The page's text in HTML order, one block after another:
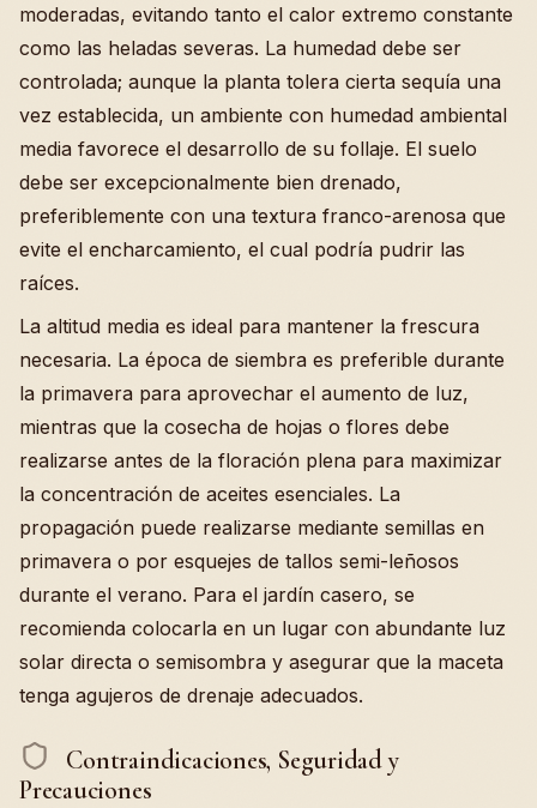
moderadas, evitando tanto el calor extremo constante
como las heladas severas. La humedad debe ser
controlada; aunque la planta tolera cierta sequía una
vez establecida, un ambiente con humedad ambiental
media favorece el desarrollo de su follaje. El suelo
debe ser excepcionalmente bien drenado,
preferiblemente con una textura franco-arenosa que
evite el encharcamiento, el cual podría pudrir las
raíces.
La altitud media es ideal para mantener la frescura
necesaria. La época de siembra es preferible durante
la primavera para aprovechar el aumento de luz,
mientras que la cosecha de hojas o flores debe
realizarse antes de la floración plena para maximizar
la concentración de aceites esenciales. La
propagación puede realizarse mediante semillas en
primavera o por esquejes de tallos semi-leñosos
durante el verano. Para el jardín casero, se
recomienda colocarla en un lugar con abundante luz
solar directa o semisombra y asegurar que la maceta
tenga agujeros de drenaje adecuados.
Contraindicaciones, Seguridad y
Precauciones